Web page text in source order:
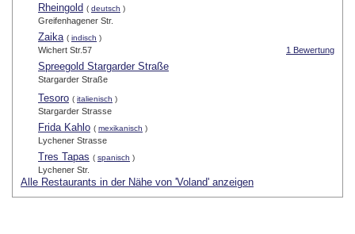
Rheingold ( deutsch )
Greifenhagener Str.
Zaika ( indisch )
1 Bewertung
Wichert Str.57
Spreegold Stargarder Straße
Stargarder Straße
Tesoro ( italienisch )
Stargarder Strasse
Frida Kahlo ( mexikanisch )
Lychener Strasse
Tres Tapas ( spanisch )
Lychener Str.
Alle Restaurants in der Nähe von 'Voland' anzeigen